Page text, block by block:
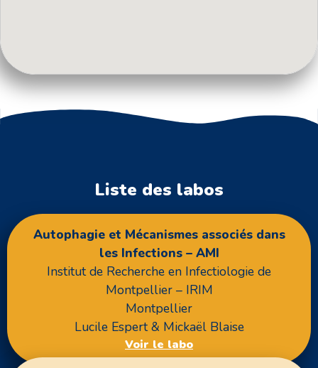
Liste des labos
Autophagie et Mécanismes associés dans
les Infections – AMI
Institut de Recherche en Infectiologie de
Montpellier – IRIM
Montpellier
Lucile Espert & Mickaël Blaise
Voir le labo